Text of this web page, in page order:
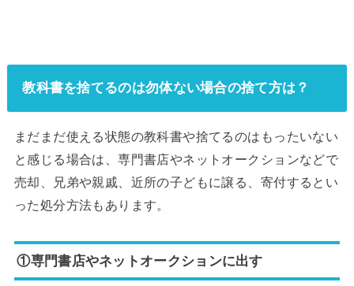
教科書を捨てるのは勿体ない場合の捨て方は？
まだまだ使える状態の教科書や捨てるのはもったいない
と感じる場合は、専門書店やネットオークションなどで
売却、兄弟や親戚、近所の子どもに譲る、寄付するとい
った処分方法もあります。
①専門書店やネットオークションに出す